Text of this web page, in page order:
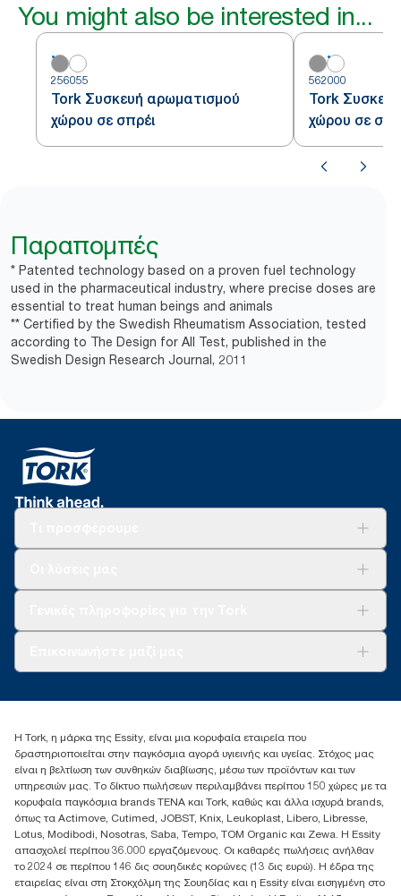
You might also be interested in...
256055
Tork Συσκευή αρωματισμού
χώρου σε σπρέι
562000
Tork
χώρου σε
Παραπομπές
* Patented technology based on a proven fuel technology
used in the pharmaceutical industry, where precise doses are
essential to treat human beings and animals
** Certified by the Swedish Rheumatism Association, tested
according to The Design for All Test, published in the
Swedish Design Research Journal, 2011
+302102705722
17th klm.National Road Athens-Lamia &2 Kalamatas
14564 N.Kifissia, Athens-Greece
Mob: +306932474930 (για Ελλάδα & Κύπρο)
Η Tork, η μάρκα της Essity, είναι μια κορυφαία εταιρεία που
δραστηριοποιείται στην παγκόσμια αγορά υγιεινής και υγείας. Στόχος μας
είναι η βελτίωση των συνθηκών διαβίωσης, μέσω των προϊόντων και των
υπηρεσιών μας. Το δίκτυο πωλήσεων περιλαμβάνει περίπου 150 χώρες με τα
κορυφαία παγκόσμια brands TENA και Tork, καθώς και άλλα ισχυρά brands,
όπως τα Actimove, Cutimed, JOBST, Knix, Leukoplast, Libero, Libresse,
Lotus, Modibodi, Nosotras, Saba, Tempo, TOM Organic και Zewa. Η Essity
απασχολεί περίπου 36.000 εργαζόμενους. Οι καθαρές πωλήσεις ανήλθαν
το 2024 σε περίπου 146 δις σουηδικές κορώνες (13 δις ευρώ). Η έδρα της
εταιρείας είναι στη Στοκχόλμη της Σουηδίας και η Essity είναι εισηγμένη στο